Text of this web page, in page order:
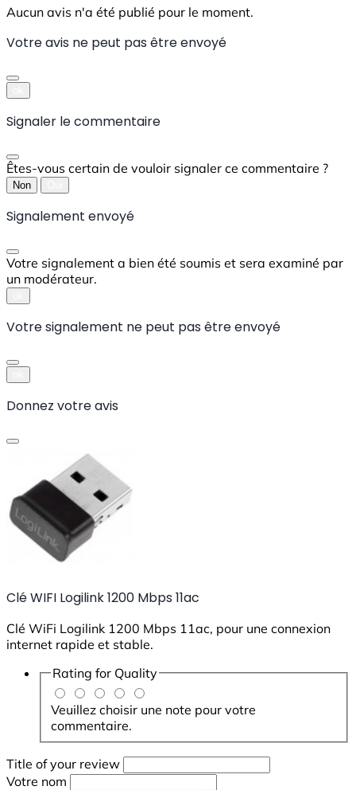
Aucun avis n'a été publié pour le moment.
Votre avis ne peut pas être envoyé
Signaler le commentaire
Êtes-vous certain de vouloir signaler ce commentaire ?
Non
Signalement envoyé
Votre signalement a bien été soumis et sera examiné par
un modérateur.
Votre signalement ne peut pas être envoyé
Donnez votre avis
Clé WIFI Logilink 1200 Mbps 11ac
Clé WiFi Logilink 1200 Mbps 11ac, pour une connexion
internet rapide et stable.
Rating for Quality
Veuillez choisir une note pour votre
commentaire.
Title of your review
Votre nom